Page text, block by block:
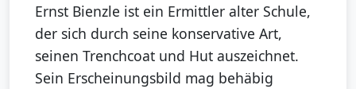
Ernst Bienzle ist ein Ermittler alter Schule,
der sich durch seine konservative Art,
seinen Trenchcoat und Hut auszeichnet.
Sein Erscheinungsbild mag behäbig